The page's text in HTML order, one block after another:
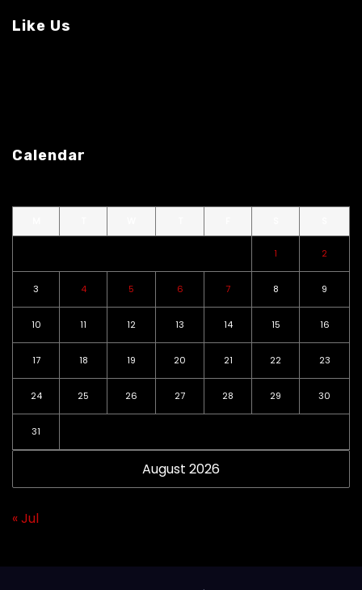
Like Us
Calendar
August 2026
1 2
3 4 5 6 7 8 9
10 11 12 13 14 15 16
17 18 19 20 21 22 23
24 25 26 27 28 29 30
31
« Jul